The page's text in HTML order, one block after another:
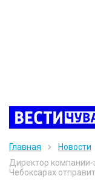
Главная Новости
Директор
Чебоксарах